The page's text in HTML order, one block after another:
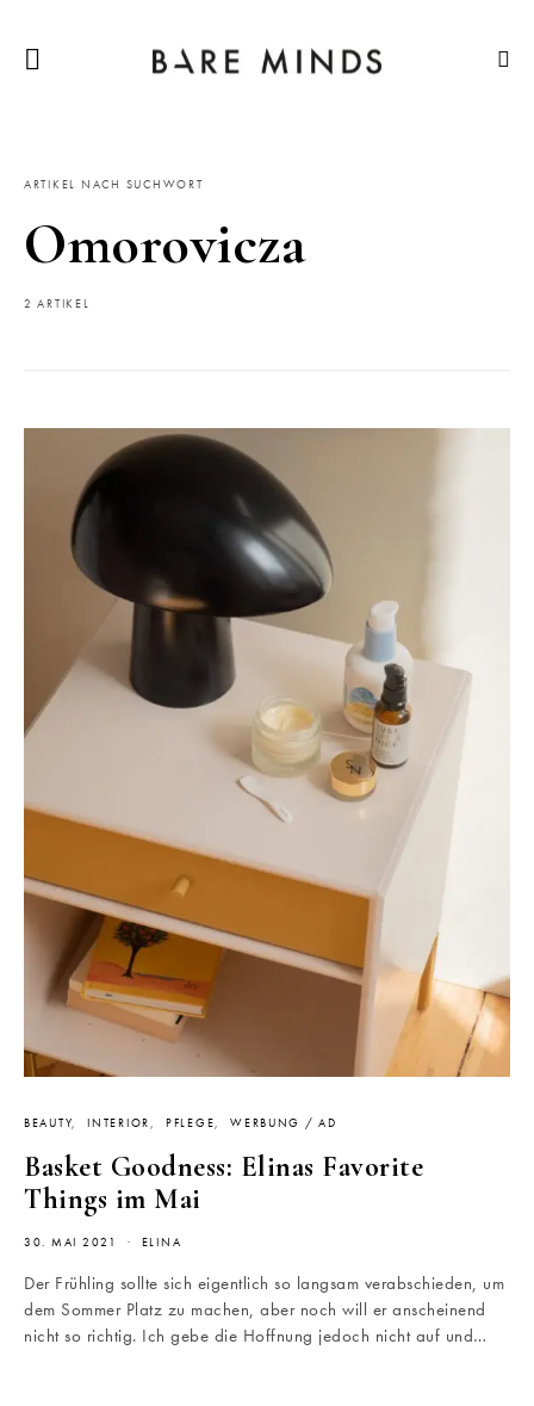
ARTIKEL NACH SUCHWORT
Omorovicza
2 ARTIKEL
BEAUTY INTERIOR PFLEGE WERBUNG / AD
Basket Goodness: Elinas Favorite
Things im Mai
30. MAI 2021 ELINA
Der Frühling sollte sich eigentlich so langsam verabschieden, um
dem Sommer Platz zu machen, aber noch will er anscheinend
nicht so richtig. Ich gebe die Hoffnung jedoch nicht auf und…